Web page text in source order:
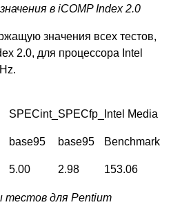
в iCOMP Index 2.0
значения всех тестов,
2.0, для процессора Intel
SPECint_
base95
SPECfp_
base95
Intel Media
Benchmark
5.00 2.98 153.06
тестов для Pentium